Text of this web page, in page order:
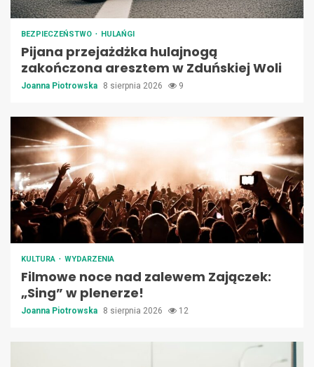
BEZPIECZEŃSTWO HULAŃGI
Pijana przejażdżka hulajnogą
zakończona aresztem w Zduńskiej Woli
Joanna Piotrowska 8 sierpnia 2026 9
KULTURA WYDARZENIA
Filmowe noce nad zalewem Zajączek:
„Sing” w plenerze!
Joanna Piotrowska 8 sierpnia 2026 12